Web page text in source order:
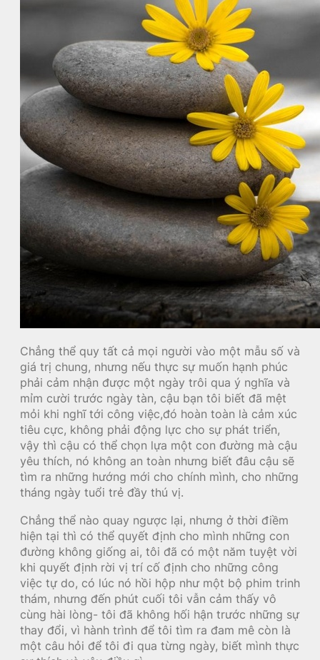
Chẳng thể quy tất cả mọi người vào một mẫu số và
giá trị chung, nhưng nếu thực sự muốn hạnh phúc
phải cảm nhận được một ngày trôi qua ý nghĩa và
mỉm cười trước ngày tàn, cậu bạn tôi biết đã mệt
mỏi khi nghĩ tới công việc,đó hoàn toàn là cảm xúc
tiêu cực, không phải động lực cho sự phát triển,
vậy thì cậu có thể chọn lựa một con đường mà cậu
yêu thích, nó không an toàn nhưng biết đâu cậu sẽ
tìm ra những hướng mới cho chính mình, cho những
tháng ngày tuổi trẻ đầy thú vị.
Chẳng thể nào quay ngược lại, nhưng ở thời điềm
hiện tại thì có thể quyết định cho mình những con
đường không giống ai, tôi đã có một năm tuyệt vời
khi quyết định rời vị trí cố định cho những công
việc tự do, có lúc nó hồi hộp như một bộ phim trinh
thám, nhưng đến phút cuối tôi vẫn cảm thấy vô
cùng hài lòng- tôi đã không hối hận trước những sự
thay đổi, vì hành trình để tôi tìm ra đam mê còn là
một câu hỏi để tôi đi qua từng ngày, biết mình thực